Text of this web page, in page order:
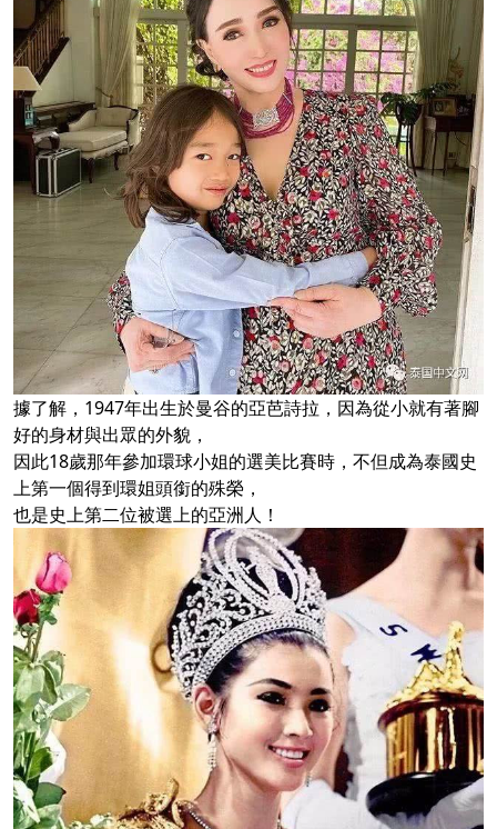
據了解，1947年出生於曼谷的亞芭詩拉，因為從小就有著腳
好的身材與出眾的外貌，
因此18歲那年參加環球小姐的選美比賽時，不但成為泰國史
上第一個得到環姐頭銜的殊榮，
也是史上第二位被選上的亞洲人！